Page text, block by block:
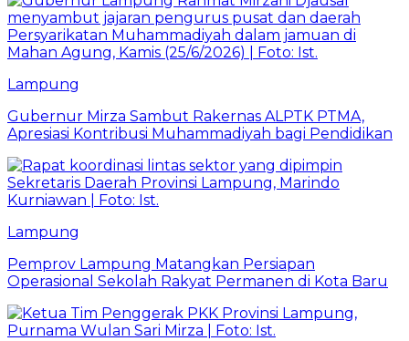
Lampung
Gubernur Mirza Sambut Rakernas ALPTK PTMA,
Apresiasi Kontribusi Muhammadiyah bagi Pendidikan
Lampung
Pemprov Lampung Matangkan Persiapan
Operasional Sekolah Rakyat Permanen di Kota Baru